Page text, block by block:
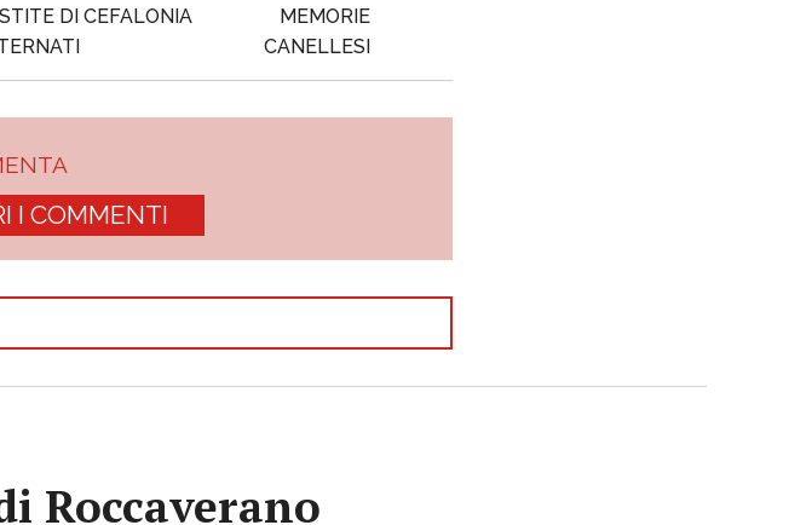
DI CEFALONIA
MEMORIE
CANELLESI
I COMMENTI
Roccaverano